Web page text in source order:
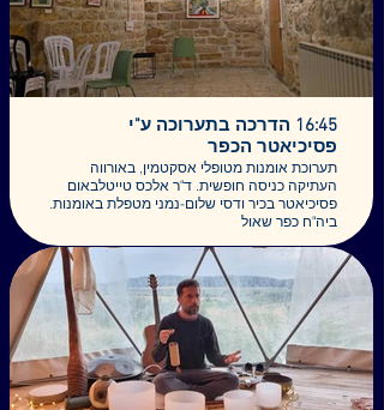
16:45 הדרכה בתערוכה ע"י
פסיכיאטר הכפר
תערוכת אומנות מטופלי אסקטמין, באורווה
העתיקה כניסה חופשית. ד"ר אלכס טייטלבאום
פסיכיאטר בכיר ודסי שלום-נמני מטפלת באומנות.
ביה"ח כפר שאול
לפני כשנתיים עם הקמת המרפאה לטיפול בדיכאון
עמיד באמצעות טיפול באסקטמין, נפתחה קבוצה
לעיבוד חוויית הטיפול בשיח רגשי משתף, והוקמה
עגלת יצירה המסייעת למטופלים לבטא את
רגשותיהם באמצעים יצירתיים אומנותיים במהלך
הטיפול ולאחריו.
הקבוצה והשיח הרגשי הנלווה לה הובילו לפרץ
יצירתיות בקרב המטופלים שיצרו יצירות מיוחדות
שחלקן נובע ממקומות נפשיים שהטיפול נוגע בהם.